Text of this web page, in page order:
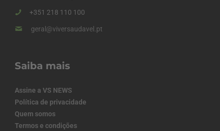
+351 218 110 100
geral@viversaudavel.pt
Saiba mais
Assine a VS NEWS
Política de privacidade
Quem somos
Termos e condições